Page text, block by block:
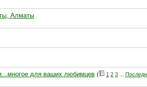
Алматы
для ваших любимцев ( 1 2 3